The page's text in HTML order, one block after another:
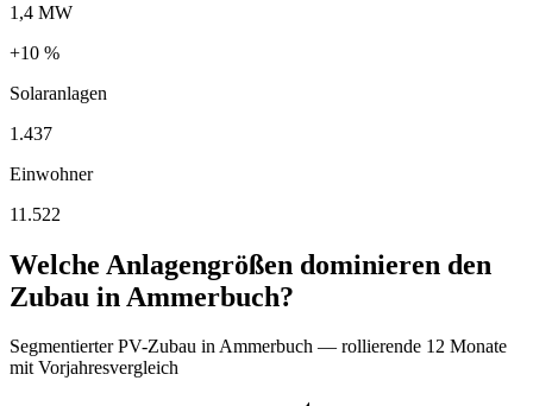
1,4 MW
+10 %
Solaranlagen
1.437
Einwohner
11.522
Welche Anlagengrößen dominieren den
Zubau in Ammerbuch?
Segmentierter PV-Zubau in Ammerbuch — rollierende 12 Monate
mit Vorjahresvergleich